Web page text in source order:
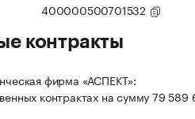
400000500701532
контракты
фирма «АСПЕКТ»:
контрактах на сумму 79 589